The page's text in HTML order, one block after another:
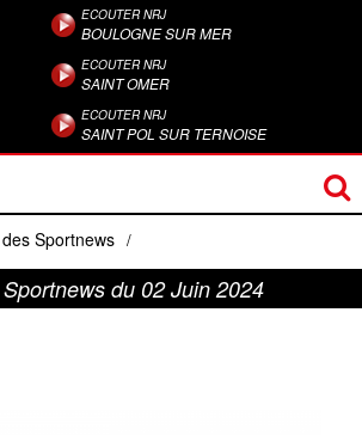
ECOUTER NRJ
BOULOGNE SUR MER
ECOUTER NRJ
SAINT OMER
ECOUTER NRJ
SAINT POL SUR TERNOISE
Sportnews /
du 02 Juin 2024